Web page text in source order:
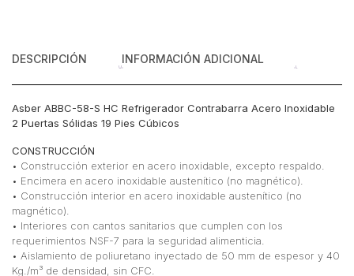
DESCRIPCIÓN INFORMACIÓN ADICIONAL
Asber ABBC-58-S HC Refrigerador Contrabarra Acero Inoxidable
2 Puertas Sólidas 19 Pies Cúbicos
CONSTRUCCIÓN
• Construcción exterior en acero inoxidable, excepto respaldo.
• Encimera en acero inoxidable austenítico (no magnético).
• Construcción interior en acero inoxidable austenítico (no
magnético).
• Interiores con cantos sanitarios que cumplen con los
requerimientos NSF-7 para la seguridad alimenticia.
• Aislamiento de poliuretano inyectado de 50 mm de espesor y 40
Kg./m³ de densidad, sin CFC.